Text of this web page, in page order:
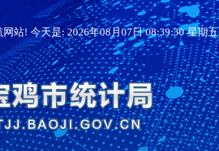
网站! 今天是:2026年08月07日 08:39:31 星期五